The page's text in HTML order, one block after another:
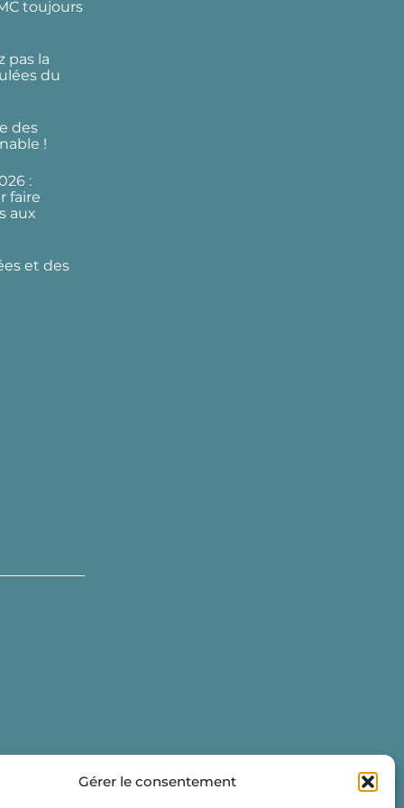
Gérer le consentement
toujours
pas la
du
des
!
:
faire
aux
et des